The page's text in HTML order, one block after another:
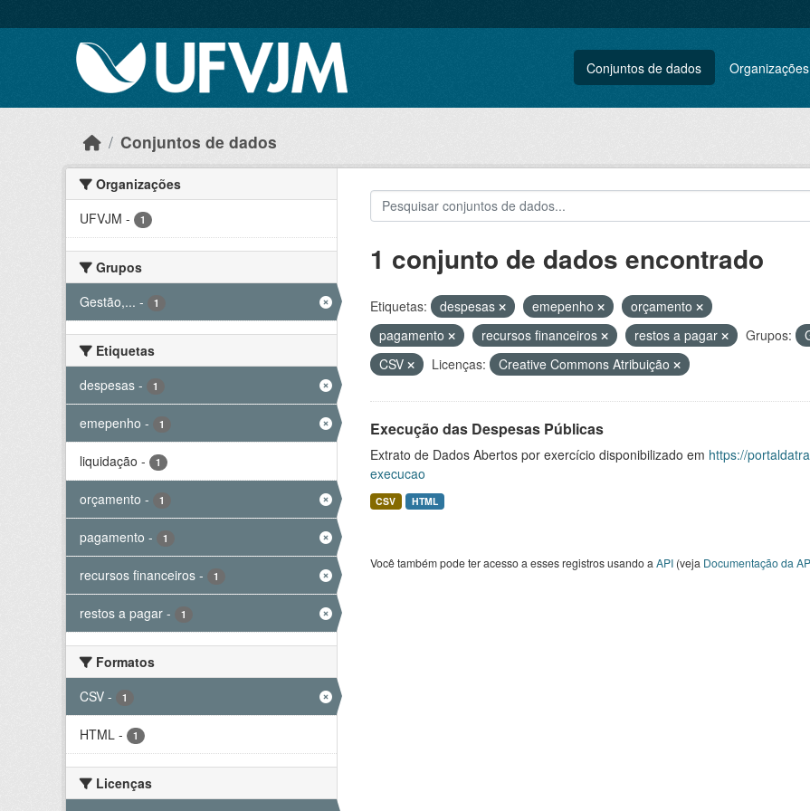
Conjuntos de dados Organizações
Conjuntos de dados
Organizações
UFVJM - 1
Grupos
Gestão,... - 1
Etiquetas
despesas - 1
emepenho - 1
liquidação - 1
orçamento - 1
pagamento - 1
recursos financeiros - 1
restos a pagar - 1
Formatos
CSV - 1
HTML - 1
Licenças
1 conjunto de dados encontrado
Etiquetas: despesas emepenho
orçamento
pagamento
recursos financeiros restos a pagar Grupos:
CSV
Licenças: Creative Commons Atribuição
Execução das Despesas Públicas
Extrato de Dados Abertos por exercício disponibilizado em https://
execucao
CSV HTML
Você também pode ter acesso a esses registros usando a API(veja Documentação da